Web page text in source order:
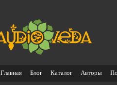
Главная Блог Каталог Авторы